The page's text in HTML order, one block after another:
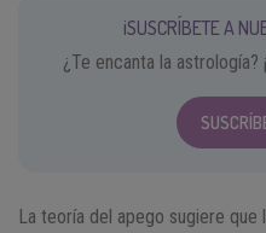
¡SUSCRÍBETE A
¿Te encanta la
La teoría del apego sugiere que